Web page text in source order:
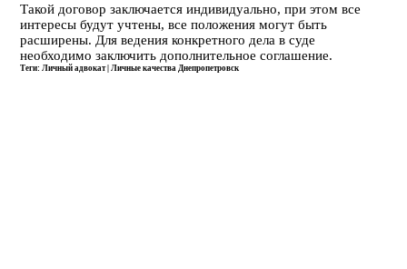
Такой договор заключается индивидуально, при этом все
интересы будут учтены, все положения могут быть
расширены. Для ведения конкретного дела в суде
необходимо заключить дополнительное соглашение.
Теги: Личный адвокат | Личные качества Днепропетровск